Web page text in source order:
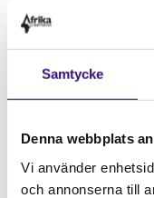
Samtycke
Denna webbplats
Vi använder
och annonserna till
Låter det
den 9 september.
till anmälda per